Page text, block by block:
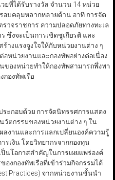
ยที่ได้รับรางวัล จำนวน 14 หน่วย
อบคลุมหลากหลายด้าน อาทิ การจัด
รวจราชการ ความปลอดภัยทางทะเล
ซึ่งจะเป็นการเชิดชูเกียรติ และ
างแรงจูงใจให้กับหน่วยงานต่าง ๆ
หน่วยงานและกองทัพอย่างต่อเนื่อง
องหน่วยทำให้กองทัพสามารถพึ่งพา
กองทัพเรือ
ะกอบด้วย การจัดนิทรรศการแสดง
ตกรรมของหน่วยงานต่าง ๆ ใน
ลงานและการแลกเปลี่ยนองค์ความรู้
รเงิน โดยวิทยากรจากกองทุน
นโอกาสสำคัญในการเผยแพร่องค์
งกองทัพเรือที่เข้าร่วมกิจกรรมได้
Practices) จากหน่วยงานชั้นนำ